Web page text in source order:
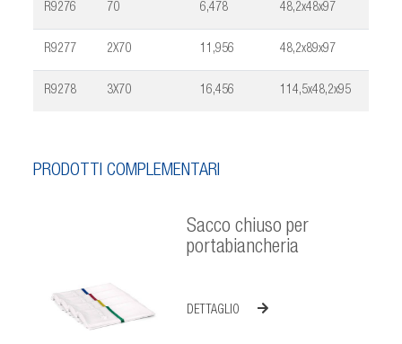
R9276 70 6,478 48,2x48x97
R9277 2X70 11,956 48,2x89x97
R9278 3X70 16,456 114,5x48,2x95
PRODOTTI COMPLEMENTARI
Sacco chiuso per
portabiancheria
DETTAGLIO